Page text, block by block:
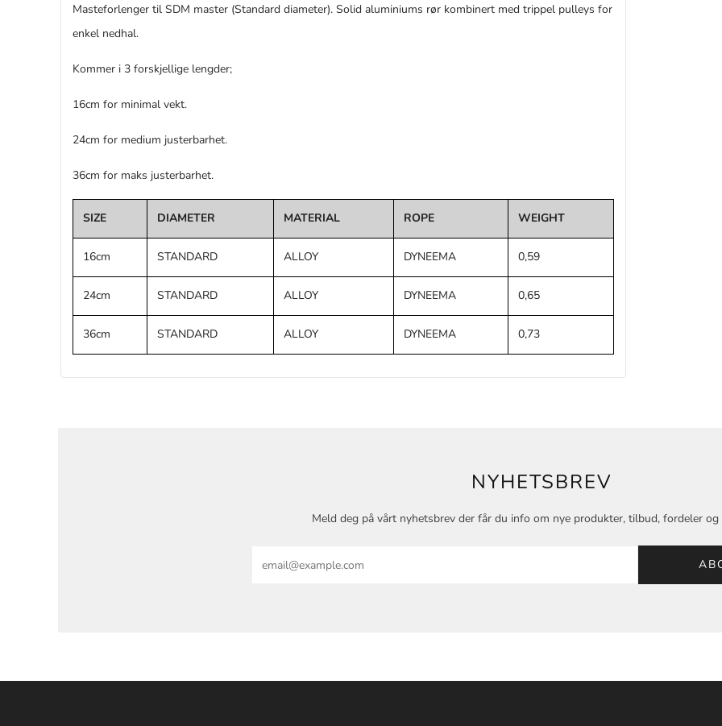
Masteforlenger til SDM master (Standard diameter). Solid aluminiums rør kombinert med trippel pulleys for
enkel nedhal.
Kommer i 3 forskjellige lengder;
16cm for minimal vekt.
24cm for medium justerbarhet.
36cm for maks justerbarhet.
SIZE DIAMETER MATERIAL ROPE WEIGHT
16cm STANDARD ALLOY DYNEEMA 0,59
24cm STANDARD ALLOY DYNEEMA 0,65
36cm STANDARD ALLOY DYNEEMA 0,73
NYHETSBREV
Meld deg på vårt nyhetsbrev der får du info om nye produkter, tilbud, fordeler